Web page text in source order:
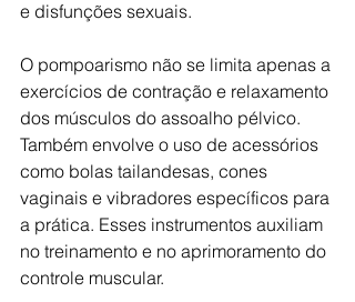
e disfunções sexuais.
O pompoarismo não se limita apenas a
exercícios de contração e relaxamento
dos músculos do assoalho pélvico.
Também envolve o uso de acessórios
como bolas tailandesas, cones
vaginais e vibradores específicos para
a prática. Esses instrumentos auxiliam
no treinamento e no aprimoramento do
controle muscular.